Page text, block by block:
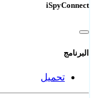
iSpyConnect
البرنامج
تحميل